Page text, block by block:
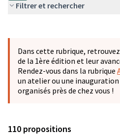
Filtrer et rechercher
−
Dans cette rubrique,
de la 1ère édition et leur
Rendez-vous dans la rubrique
un atelier ou une
organisés près de chez vous !
110 propositions